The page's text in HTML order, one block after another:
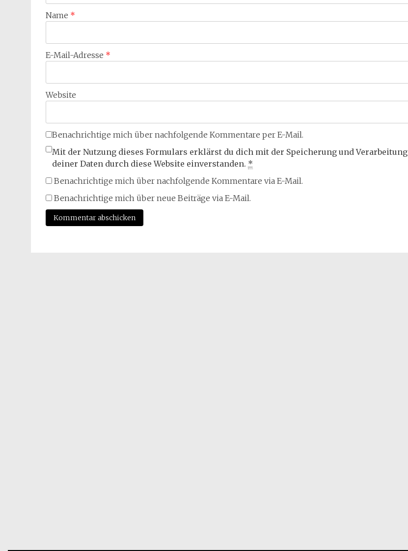
Name *
E-Mail-Adresse *
Website
Benachrichtige mich über nachfolgende Kommentare per E-Mail.
Mit der Nutzung dieses Formulars erklärst du dich mit der Speicherung und Verarbeitung
deiner Daten durch diese Website einverstanden. *
Benachrichtige mich über nachfolgende Kommentare via E-Mail.
Benachrichtige mich über neue Beiträge via E-Mail.